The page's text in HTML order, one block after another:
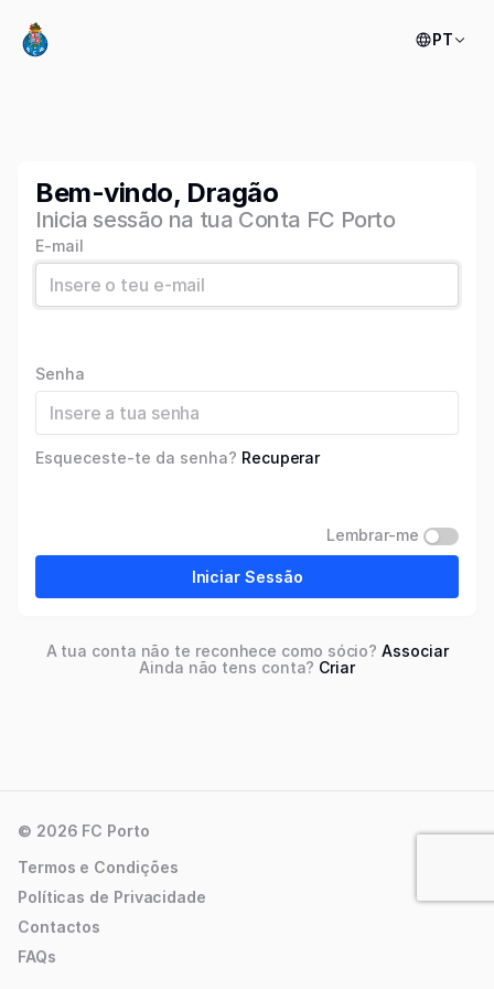
PT
Bem-vindo, Dragão
Inicia sessão na tua Conta FC Porto
E-mail
Senha
Esqueceste-te da senha? Recuperar
Lembrar-me
Iniciar Sessão
A tua conta não te reconhece como sócio?Associar
Ainda não tens conta? Criar
© 2026 FC Porto
Termos e Condições
Políticas de Privacidade
Contactos
FAQs